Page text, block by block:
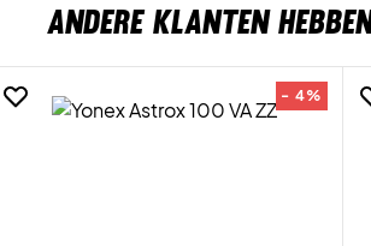
ANDERE KLANTEN
- 4%